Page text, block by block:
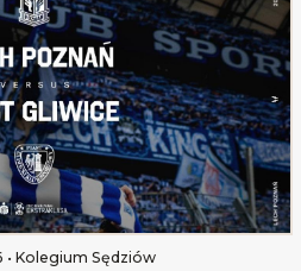
Kolegium Sędziów